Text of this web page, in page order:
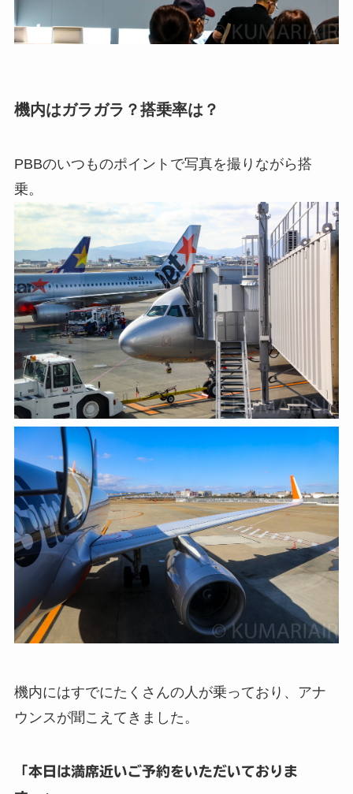
機内はガラガラ？搭乗率は？
PBBのいつものポイントで写真を撮りながら搭
乗。
機内にはすでにたくさんの人が乗っており、アナ
ウンスが聞こえてきました。
「本日は満席近いご予約をいただいておりま